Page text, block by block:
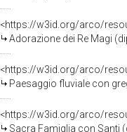
<https://w3id.org/arco/
Adorazione dei Re Magi
<https://w3id.org/arco/
Paesaggio fluviale con
<https://w3id.org/arco/
Sacra Famiglia con Santi